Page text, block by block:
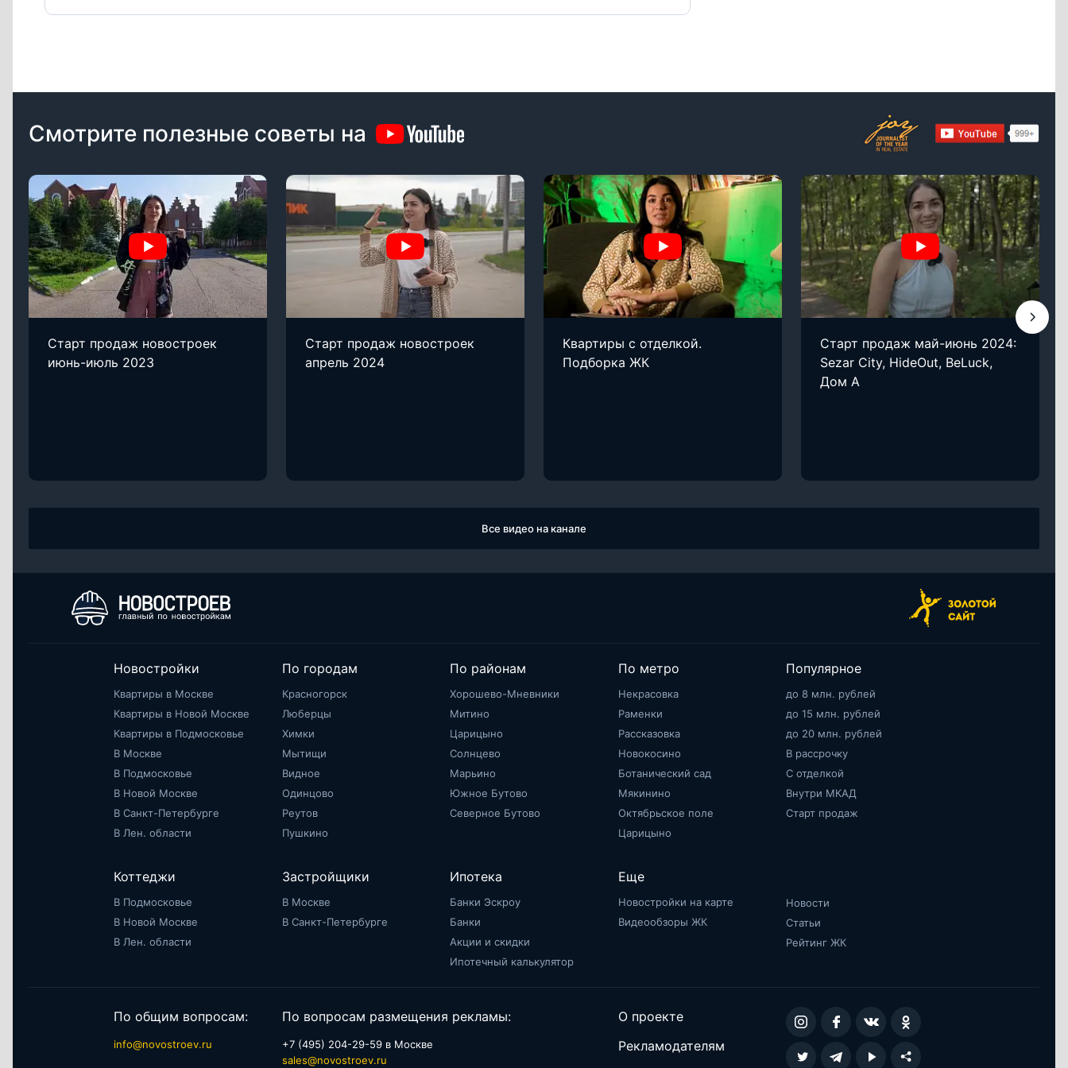
Смотрите полезные советы на
Старт продаж новостроек
июнь-июль 2023
Старт продаж новостроек
апрель 2024
Квартиры с отделкой.
Подборка ЖК
Старт продаж май-июнь 2024:
Sezar City, HideOut, BeLuck,
Дом А
Все видео на канале
Новостройки
Квартиры в Москве
Квартиры в Новой Москве
Квартиры в Подмосковье
В Москве
В Подмосковье
В Новой Москве
В Санкт-Петербурге
В Лен. области
По городам
Красногорск
Люберцы
Химки
Мытищи
Видное
Одинцово
Реутов
Пушкино
По районам
Хорошево-Мневники
Митино
Царицыно
Солнцево
Марьино
Южное Бутово
Северное Бутово
По метро
Некрасовка
Раменки
Рассказовка
Новокосино
Ботанический сад
Мякинино
Октябрьское поле
Царицыно
Популярное
до 8 млн. рублей
до 15 млн. рублей
до 20 млн. рублей
В рассрочку
С отделкой
Внутри МКАД
Старт продаж
Коттеджи
В Подмосковье
В Новой Москве
В Лен. области
Застройщики
В Москве
В Санкт-Петербурге
Ипотека
Банки Эскроу
Банки
Акции и скидки
Ипотечный калькулятор
Еще
Новостройки на карте
Видеообзоры ЖК
Новости
Статьи
Рейтинг ЖК
По общим вопросам:
info@novostroev.ru
По вопросам размещения рекламы:
+7 (495) 204-29-59 в Москве
sales@novostroev.ru
О проекте
Рекламодателям